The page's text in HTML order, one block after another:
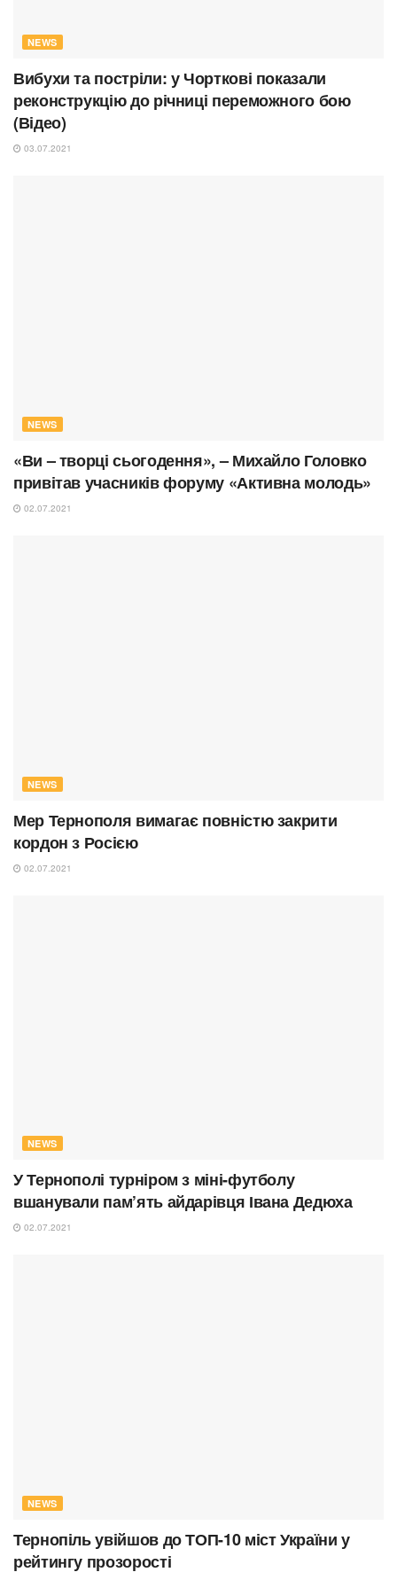
NEWS
Вибухи та постріли: у Чорткові показали
реконструкцію до річниці переможного бою
(Відео)
03.07.2021
NEWS
«Ви – творці сьогодення», – Михайло Головко
привітав учасників форуму «Активна молодь»
02.07.2021
NEWS
Мер Тернополя вимагає повністю закрити
кордон з Росією
02.07.2021
NEWS
У Тернополі турніром з міні-футболу
вшанували пам’ять айдарівця Івана Дедюха
02.07.2021
NEWS
Тернопіль увійшов до ТОП-10 міст України у
рейтингу прозорості